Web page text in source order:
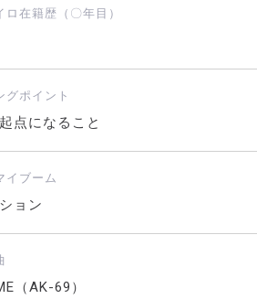
ロ在籍歴（〇年目）
グポイント
点になること
イブーム
ョン
（AK-69）